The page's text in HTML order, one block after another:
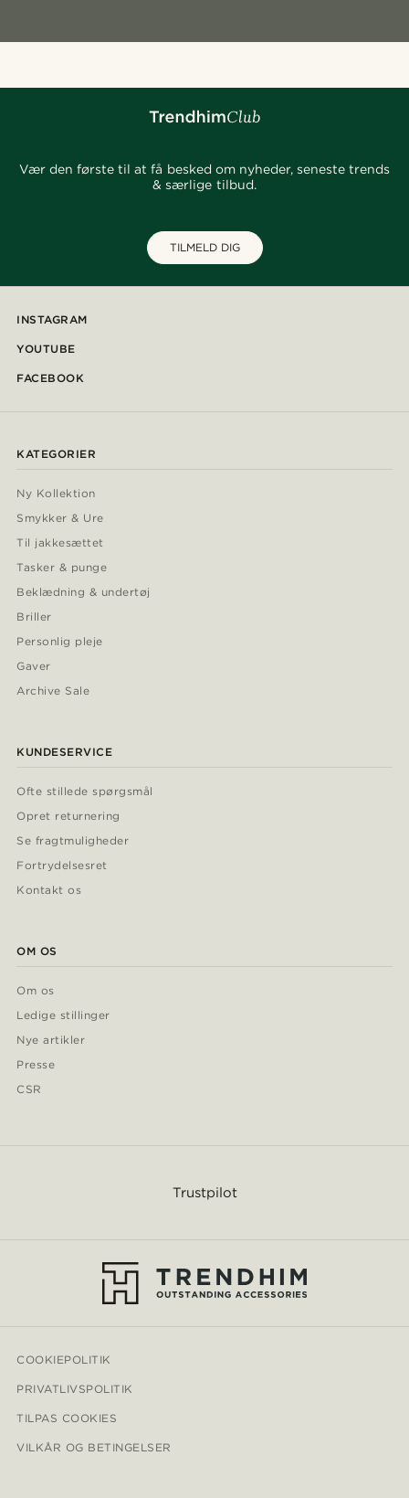
Vær den første til at få besked om nyheder, seneste trends
& særlige tilbud.
TILMELD DIG
INSTAGRAM
YOUTUBE
FACEBOOK
KATEGORIER
Ny Kollektion
Smykker & Ure
Til jakkesættet
Tasker & punge
Beklædning & undertøj
Briller
Personlig pleje
Gaver
Archive Sale
KUNDESERVICE
Ofte stillede spørgsmål
Opret returnering
Se fragtmuligheder
Fortrydelsesret
Kontakt os
OM OS
Om os
Ledige stillinger
Nye artikler
Presse
CSR
Trustpilot
COOKIEPOLITIK
PRIVATLIVSPOLITIK
TILPAS COOKIES
VILKÅR OG BETINGELSER